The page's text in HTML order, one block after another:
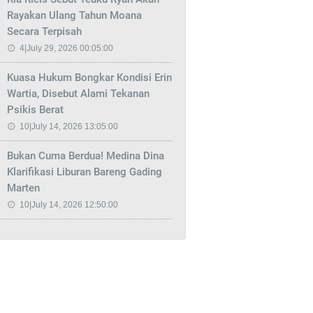
Rayakan Ulang Tahun Moana
Secara Terpisah
4|July 29, 2026 00:05:00
Kuasa Hukum Bongkar Kondisi Erin
Wartia, Disebut Alami Tekanan
Psikis Berat
10|July 14, 2026 13:05:00
Bukan Cuma Berdua! Medina Dina
Klarifikasi Liburan Bareng Gading
Marten
10|July 14, 2026 12:50:00